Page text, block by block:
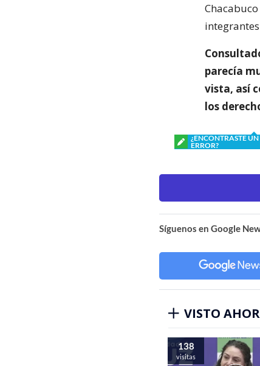
parecía
vista, así
los
¿ENCONTRASTE UN
ERROR?
Síguenos en Google
VISTO
138
visitas